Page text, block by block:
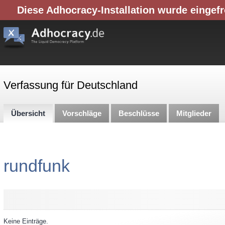
Diese Adhocracy-Installation wurde
Verfassung für Deutschland
Übersicht Vorschläge Beschlüsse Mitglieder
rundfunk
Keine Einträge.